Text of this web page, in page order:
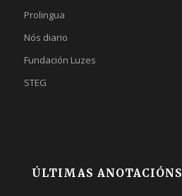
Prolingua
Nós diario
Fundación Luzes
STEG
ÚLTIMAS ANOTACIÓNS